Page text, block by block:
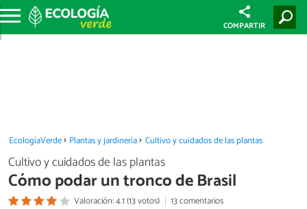
COMPARTIR
EcologíaVerde Plantas y jardinería Cultivo y cuidados de las plantas
Cultivo y cuidados de las plantas
Cómo podar un tronco de Brasil
Valoración: 4.1 (13 votos)
13 comentarios